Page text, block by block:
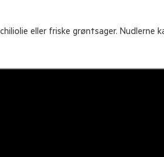
eller friske grøntsager. Nudlerne